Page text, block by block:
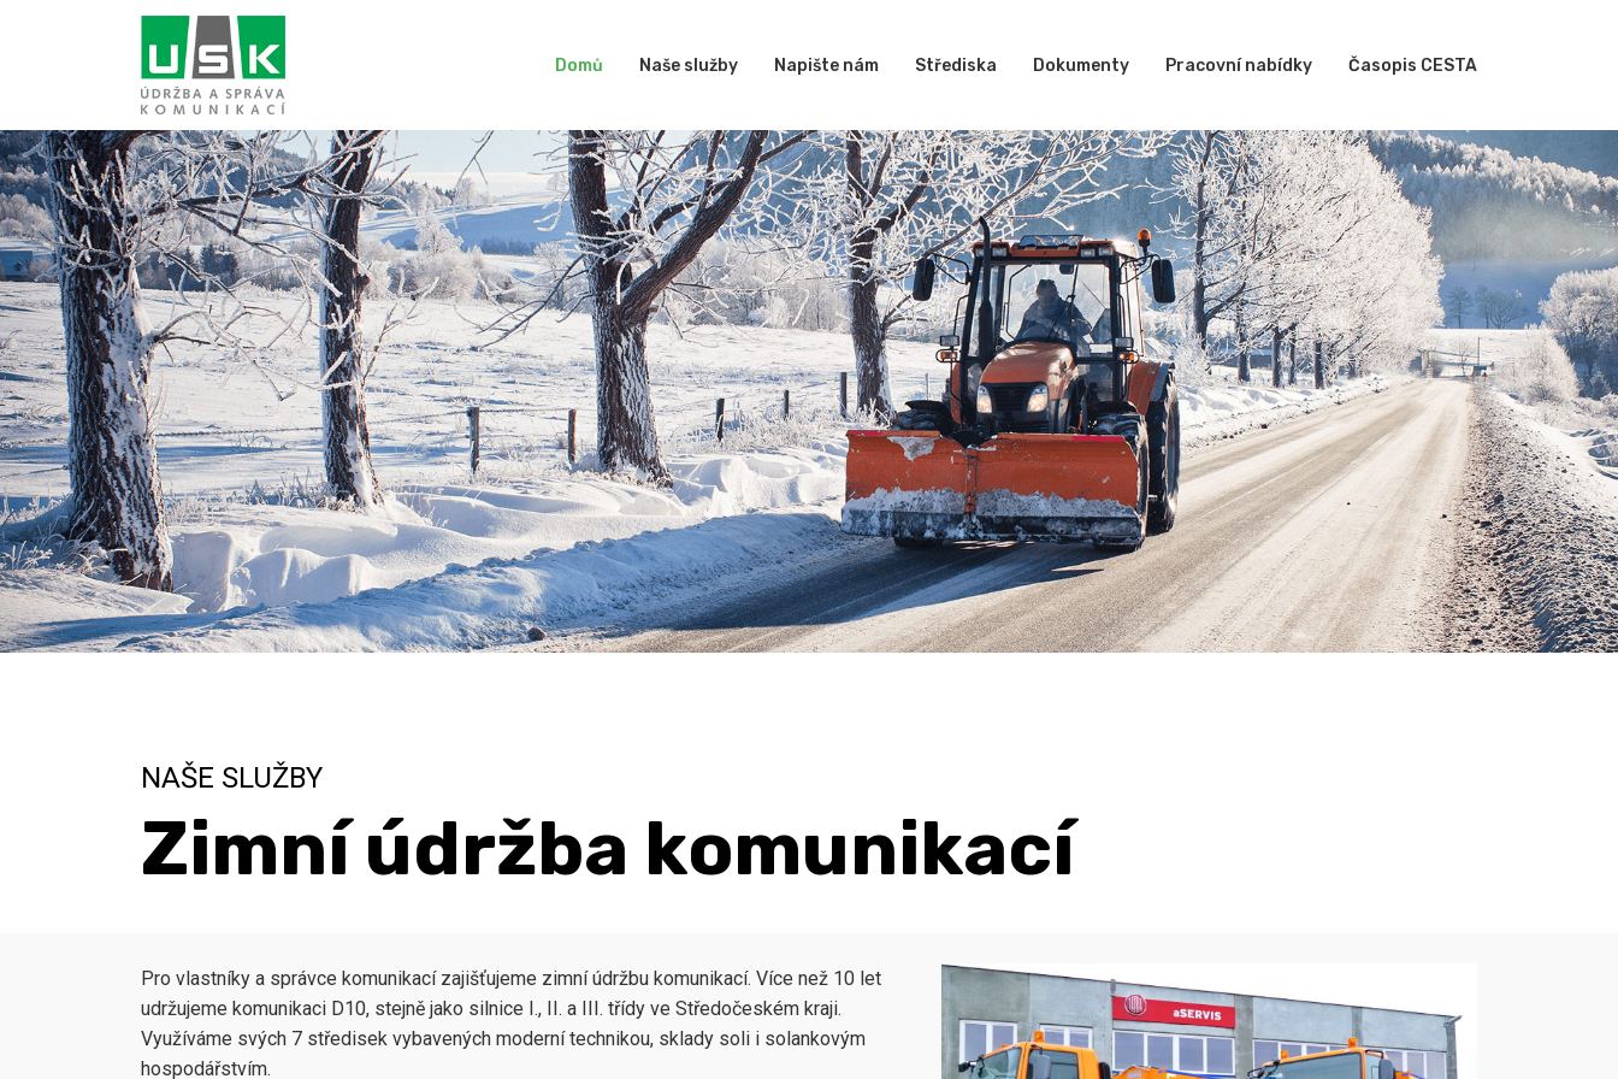
Domů Naše služby Napište nám Střediska Dokumenty Pracovní nabídky Časopis CESTA
NAŠE SLUŽBY
Zimní údržba komunikací
Pro vlastníky a správce komunikací zajišťujeme zimní údržbu komunikací. Více než 10 let
udržujeme komunikaci D10, stejně jako silnice I., II. a III. třídy ve Středočeském kraji.
Využíváme svých 7 středisek vybavených moderní technikou, sklady soli i solankovým
hospodářstvím.